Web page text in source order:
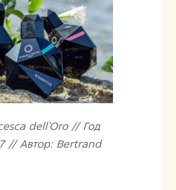
dell’Oro // Год
// Автор: Bertrand